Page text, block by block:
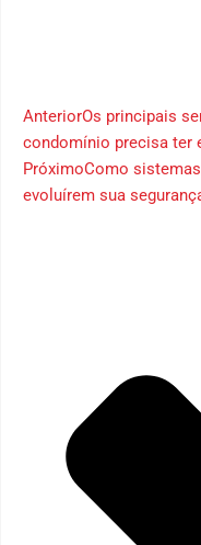
AnteriorOs principais
condomínio precisa ter
PróximoComo
evoluírem sua